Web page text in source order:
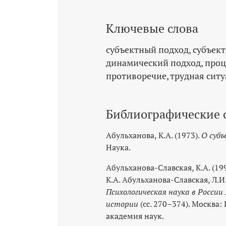
Ключевые слова
субъектный подход
динамический подход
противоречие трудная
Библиографические
Абульханова, К.А. (1973).О
Наука.
Абульханова-Славская, К.А.
К.А. Абульханова-Славская,
Психологическая наука в
истории (сс. 270–374).
академия наук.